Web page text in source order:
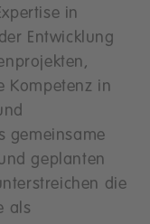
in
Entwicklung
Kompetenz in
gemeinsame
geplanten
die
als